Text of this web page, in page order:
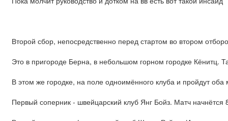
Второй сбор, непосредственно перед стартом во втором
Это в пригороде Берна, в небольшом горном городке Кёнитц.
В этом же городке, на поле одноимённого клуба и пройдут оба
Первый соперник - швейцарский клуб Янг Бойз. Матч